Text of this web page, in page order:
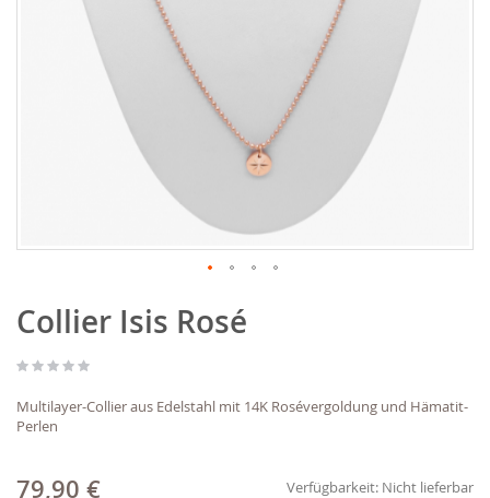
Anfang
der
springen
Collier Isis Rosé
Multilayer-Collier aus Edelstahl mit 14K Rosévergoldung und Hämatit-
Perlen
79,90 € Verfügbarkeit: Nicht lieferbar